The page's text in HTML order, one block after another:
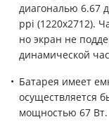
диагональю 6.67
ppi (1220x2712).
но экран не
динамической
Батарея имеет
осуществляется
мощностью 67 Вт.